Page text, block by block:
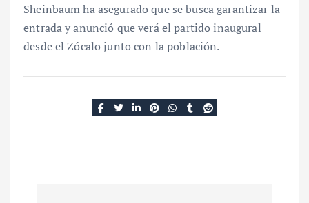
Sheinbaum ha asegurado que se busca garantizar la
entrada y anunció que verá el partido inaugural
desde el Zócalo junto con la población.